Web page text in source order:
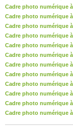
Cadre photo numérique
Cadre photo numérique
Cadre photo numérique
Cadre photo numérique
Cadre photo numérique
Cadre photo numérique
Cadre photo numérique
Cadre photo numérique
Cadre photo numérique
Cadre photo numérique
Cadre photo numérique
Cadre photo numérique